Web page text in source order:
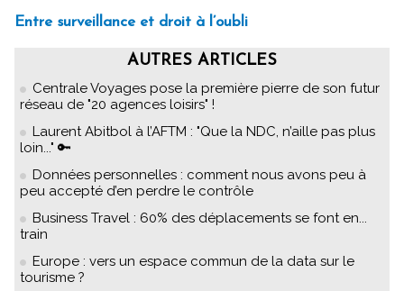
Entre surveillance et droit à l’oubli
AUTRES ARTICLES
Centrale Voyages pose la première pierre de son futur
réseau de "20 agences loisirs" !
Laurent Abitbol à l’AFTM : "Que la NDC, n’aille pas plus
loin..." 🔑
Données personnelles : comment nous avons peu à
peu accepté d’en perdre le contrôle
Business Travel : 60% des déplacements se font en...
train
Europe : vers un espace commun de la data sur le
tourisme ?